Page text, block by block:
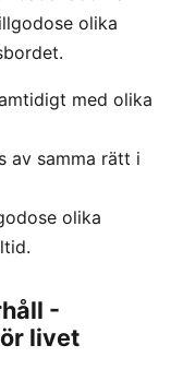
olika
med olika
av samma rätt i
olika
-
livet